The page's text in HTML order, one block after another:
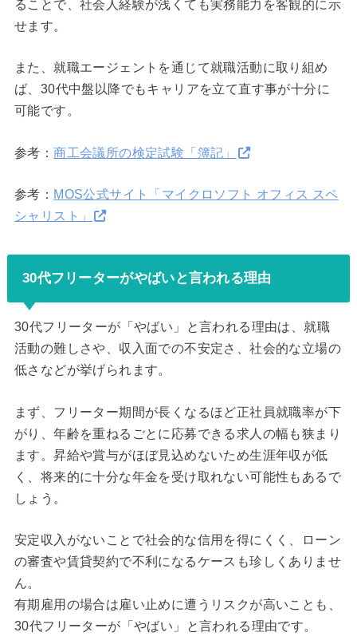
ることで、社会人経験が浅くても実務能力を客観的に示
せます。
また、就職エージェントを通じて就職活動に取り組め
ば、30代中盤以降でもキャリアを立て直す事が十分に
可能です。
参考：商工会議所の検定試験「簿記」
参考： MOS公式サイト「マイクロソフト オフィス スペ
シャリスト」
30代フリーターがやばいと言われる理由
30代フリーターが「やばい」と言われる理由は、就職
活動の難しさや、収入面での不安定さ、社会的な立場の
低さなどが挙げられます。
まず、フリーター期間が長くなるほど正社員就職率が下
がり、年齢を重ねるごとに応募できる求人の幅も狭まり
ます。昇給や賞与がほぼ見込めないため生涯年収が低
く、将来的に十分な年金を受け取れない可能性もあるで
しょう。
安定収入がないことで社会的な信用を得にくく、ローン
の審査や賃貸契約で不利になるケースも珍しくありませ
ん。
有期雇用の場合は雇い止めに遭うリスクが高いことも、
30代フリーターが「やばい」と言われる理由です。